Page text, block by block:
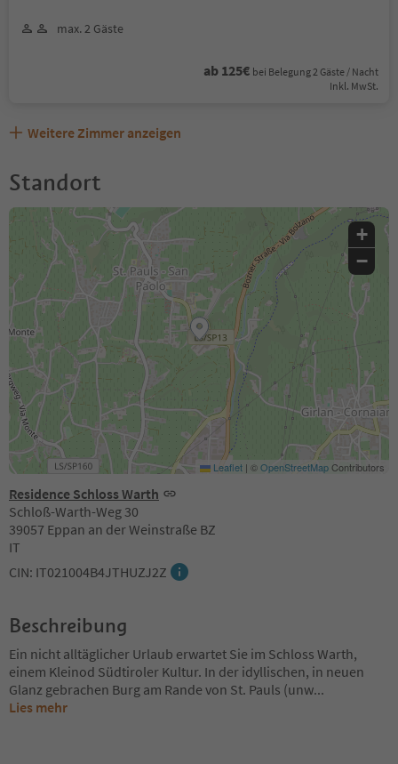
max. 2 Gäste
ab 125€ bei Belegung 2 Gäste / Nacht
Inkl. MwSt.
Weitere Zimmer anzeigen
Standort
Residence Schloss Warth
Schloß-Warth-Weg 30
39057 Eppan an der Weinstraße BZ
IT
CIN: IT021004B4JTHUZJ2Z
+
−
Leaflet | ©OpenStreetMapContributors
Beschreibung
Ein nicht alltäglicher Urlaub erwartet Sie im Schloss Warth,
einem Kleinod Südtiroler Kultur. In der idyllischen, in neuen
Glanz gebrachen Burg am Rande von St. Pauls (unw...
Lies mehr